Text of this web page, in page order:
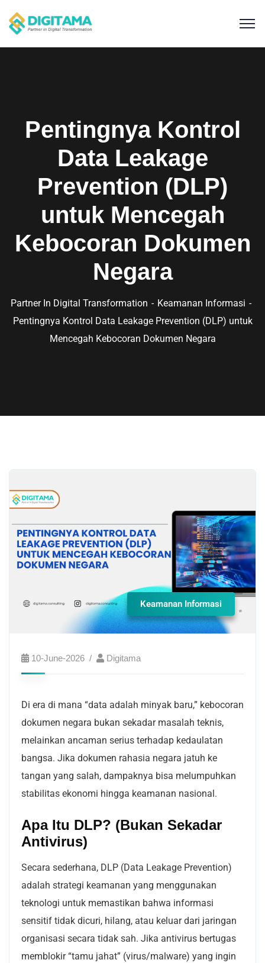
Pentingnya Kontrol
Data Leakage
Prevention (DLP)
untuk Mencegah
Kebocoran Dokumen
Negara
Partner In Digital Transformation
Keamanan Informasi
Pentingnya Kontrol Data Leakage Prevention (DLP) untuk
Mencegah Kebocoran Dokumen Negara
Keamanan Informasi
10-June-2026 Digitama
Di era di mana “data adalah minyak baru,” kebocoran
dokumen negara bukan sekadar masalah teknis,
melainkan ancaman serius terhadap kedaulatan
bangsa. Jika dokumen rahasia negara jatuh ke
tangan yang salah, dampaknya bisa melumpuhkan
stabilitas ekonomi hingga keamanan nasional.
Apa Itu DLP? (Bukan Sekadar
Antivirus)
Secara sederhana, DLP (Data Leakage Prevention)
adalah strategi keamanan yang menggunakan
teknologi untuk memastikan bahwa informasi
sensitif tidak dicuri, hilang, atau keluar dari jaringan
organisasi secara tidak sah. Jika antivirus bertugas
memblokir “tamu jahat” (virus/malware) yang ingin